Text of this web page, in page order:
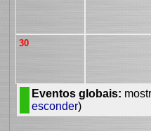
30
Eventos globais:
esconder)